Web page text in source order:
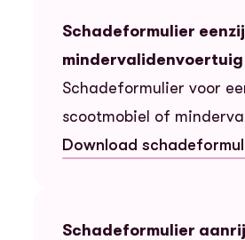
Schadeformulier
mindervalidenvoertuig
Schadeformulier voor
scootmobiel of
Download
— Schadeformulier
Schadeformulier